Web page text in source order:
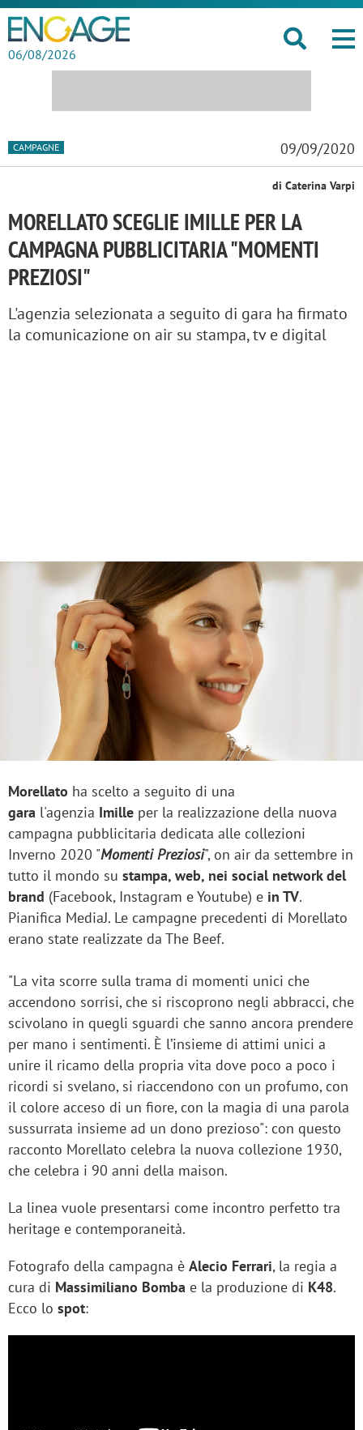
06/08/2026
CAMPAGNE 09/09/2020
di Caterina Varpi
MORELLATO SCEGLIE IMILLE PER LA
CAMPAGNA PUBBLICITARIA "MOMENTI
PREZIOSI"
L'agenzia selezionata a seguito di gara ha firmato
la comunicazione on air su stampa, tv e digital
Morellato ha scelto a seguito di una
gara l'agenzia Imille per la realizzazione della nuova
campagna pubblicitaria dedicata alle collezioni
Inverno 2020 "Momenti Preziosi", on air da settembre in
tutto il mondo su stampa, web, nei social network del
brand (Facebook, Instagram e Youtube) e in TV.
Pianifica MediaJ. Le campagne precedenti di Morellato
erano state realizzate da The Beef.
"La vita scorre sulla trama di momenti unici che
accendono sorrisi, che si riscoprono negli abbracci, che
scivolano in quegli sguardi che sanno ancora prendere
per mano i sentimenti. È l’insieme di attimi unici a
unire il ricamo della propria vita dove poco a poco i
ricordi si svelano, si riaccendono con un profumo, con
il colore acceso di un fiore, con la magia di una parola
sussurrata insieme ad un dono prezioso": con questo
racconto Morellato celebra la nuova collezione 1930,
che celebra i 90 anni della maison.
La linea vuole presentarsi come incontro perfetto tra
heritage e contemporaneità.
Fotografo della campagna è Alecio Ferrari, la regia a
cura di Massimiliano Bomba e la produzione di K48.
Ecco lo spot: